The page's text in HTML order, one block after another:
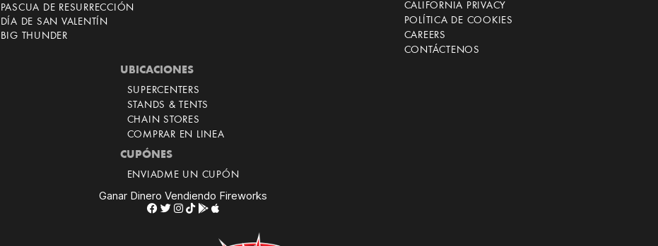
PASCUA DE RESURRECCIÓN
DÍA DE SAN VALENTÍN
BIG THUNDER
CALIFORNIA PRIVACY
POLÍTICA DE COOKIES
CAREERS
CONTÁCTENOS
UBICACIONES
SUPERCENTERS
STANDS & TENTS
CHAIN STORES
COMPRAR EN LINEA
CUPÓNES
ENVIADME UN CUPÓN
Ganar Dinero Vendiendo Fireworks